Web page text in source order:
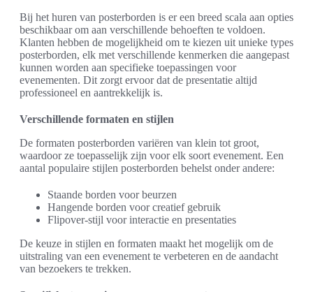
Bij het huren van posterborden is er een breed scala aan opties
beschikbaar om aan verschillende behoeften te voldoen.
Klanten hebben de mogelijkheid om te kiezen uit unieke types
posterborden, elk met verschillende kenmerken die aangepast
kunnen worden aan specifieke toepassingen voor
evenementen. Dit zorgt ervoor dat de presentatie altijd
professioneel en aantrekkelijk is.
Verschillende formaten en stijlen
De formaten posterborden variëren van klein tot groot,
waardoor ze toepasselijk zijn voor elk soort evenement. Een
aantal populaire stijlen posterborden behelst onder andere:
Staande borden voor beurzen
Hangende borden voor creatief gebruik
Flipover-stijl voor interactie en presentaties
De keuze in stijlen en formaten maakt het mogelijk om de
uitstraling van een evenement te verbeteren en de aandacht
van bezoekers te trekken.